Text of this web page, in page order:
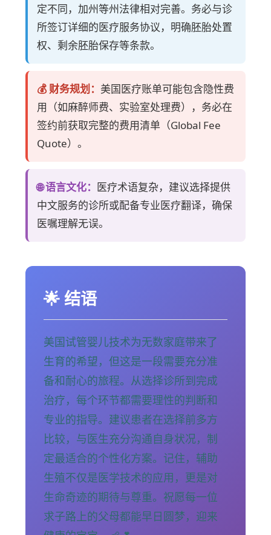
定不同，加州等州法律相对完善。务必与诊
所签订详细的医疗服务协议，明确胚胎处置
权、剩余胚胎保存等条款。
💰 财务规划： 美国医疗账单可能包含隐性费
用（如麻醉师费、实验室处理费），务必在
签约前获取完整的费用清单（Global Fee
Quote）。
🌐 语言文化： 医疗术语复杂，建议选择提供
中文服务的诊所或配备专业医疗翻译，确保
医嘱理解无误。
🌟 结语
美国试管婴儿技术为无数家庭带来了
生育的希望，但这是一段需要充分准
备和耐心的旅程。从选择诊所到完成
治疗，每个环节都需要理性的判断和
专业的指导。建议患者在选择前多方
比较，与医生充分沟通自身状况，制
定最适合的个性化方案。记住，辅助
生殖不仅是医学技术的应用，更是对
生命奇迹的期待与尊重。祝愿每一位
求子路上的父母都能早日圆梦，迎来